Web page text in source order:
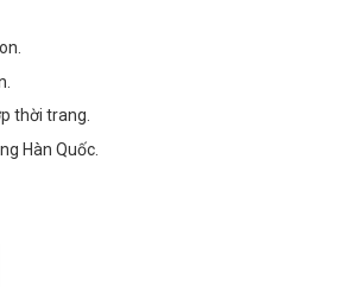
thời trang.
Hàn Quốc.